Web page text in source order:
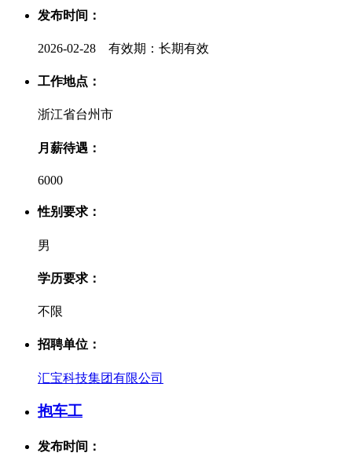
发布时间：
2026-02-28 有效期：长期有效
工作地点：
浙江省台州市
月薪待遇：
6000
性别要求：
男
学历要求：
不限
招聘单位：
汇宝科技集团有限公司
抱车工
发布时间：